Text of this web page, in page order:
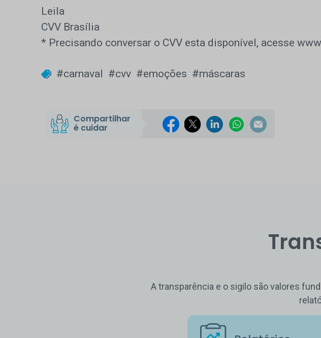
Leila
CVV Brasília
* Precisando conversar o CVV esta disponível, acesse
#carnaval #cvv #emoções #máscaras
Compartilhar
é cuidar
A transparência e o sigilo são valores